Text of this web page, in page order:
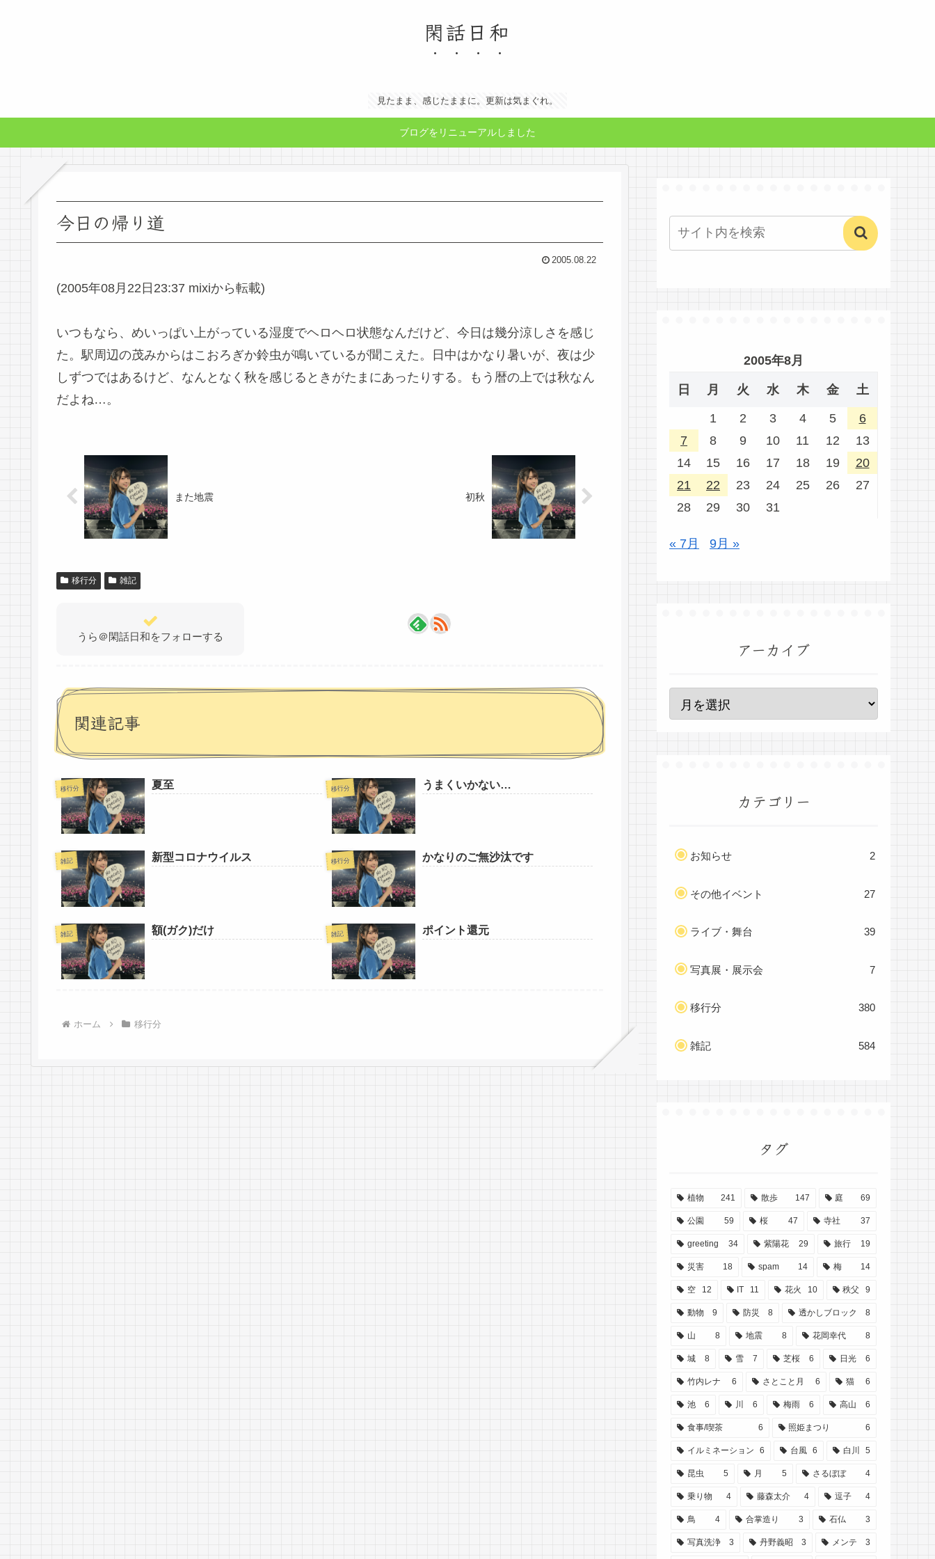
閑話日和
見たまま、感じたままに。更新は気まぐれ。
ブログをリニューアルしました
今日の帰り道
2005.08.22
(2005年08月22日23:37 mixiから転載)
いつもなら、めいっぱい上がっている湿度でヘロヘロ状態なんだけど、今日は幾分涼しさを感じ
た。駅周辺の茂みからはこおろぎか鈴虫が鳴いているが聞こえた。日中はかなり暑いが、夜は少
しずつではあるけど、なんとなく秋を感じるときがたまにあったりする。もう暦の上では秋なん
だよね…。
また地震 初秋
移行分 雑記
うら＠閑話日和をフォローする
関連記事
移行分 夏至 移行分 うまくいかない…
雑記 新型コロナウイルス 移行分 かなりのご無沙汰です
雑記 額(ガク)だけ 雑記 ポイント還元
ホーム 移行分
2005年8月
日 月 火 水 木 金 土
1 2 3 4 5
6
7
8 9 10 11 12
13
14
15 16 17 18 19
20
21
22 23 24 25 26
27
28
29 30 31
« 7月 9月 »
アーカイブ
カテゴリー
お知らせ 2
その他イベント 27
ライブ・舞台 39
写真展・展示会 7
移行分 380
雑記 584
タグ
植物 241 散歩 147 庭 69
公園 59 桜 47 寺社 37
greeting 34 紫陽花 29 旅行 19
災害 18 spam 14 梅 14
空 12 IT 11 花火 10 秩父 9
動物 9 防災 8 透かしブロック 8
山 8 地震 8 花岡幸代 8
城 8 雪 7 芝桜 6 日光 6
竹内レナ 6 さとこと月 6 猫 6
池 6 川 6 梅雨 6 高山 6
食事/喫茶 6 照姫まつり 6
イルミネーション 6 台風 6 白川 5
昆虫 5 月 5 さるぼぼ 4
乗り物 4 藤森太介 4 逗子 4
鳥 4 合掌造り 3 石仏 3
写真洗浄 3 丹野義昭 3 メンテ 3